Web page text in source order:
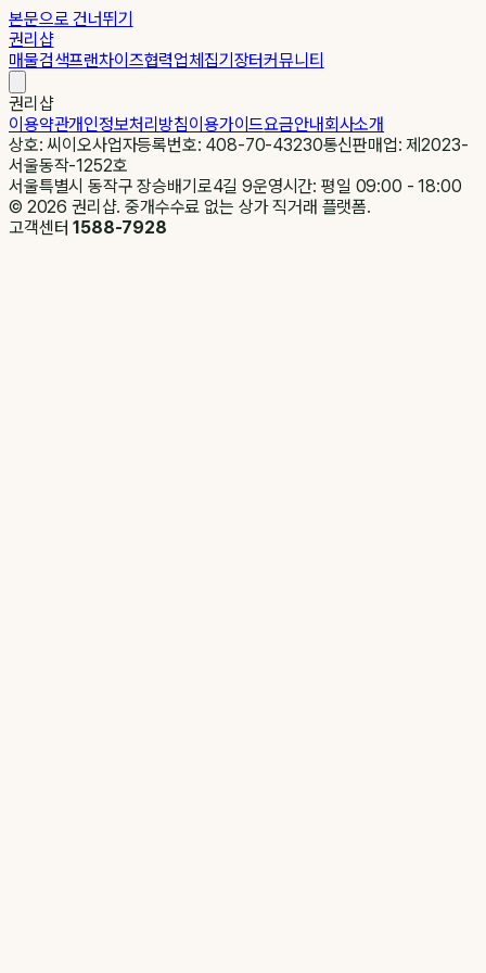
본문으로 건너뛰기
권리샵
매물검색프랜차이즈협력업체집기장터커뮤니티
권리샵
이용약관개인정보처리방침이용가이드요금안내회사소개
상호: 씨이오사업자등록번호: 408-70-43230통신판매업: 제2023-
서울동작-1252호
서울특별시 동작구 장승배기로4길 9운영시간: 평일 09:00 - 18:00
© 2026 권리샵. 중개수수료 없는 상가 직거래 플랫폼.
고객센터1588-7928